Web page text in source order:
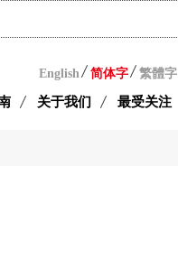
English 简体字 繁體字
关于我们 最受关注